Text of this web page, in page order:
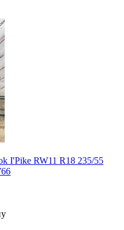
I'Pike RW11 R18 235/55